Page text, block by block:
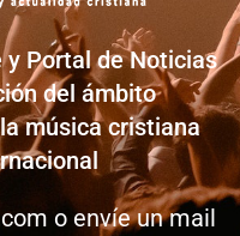
y Portal de Noticias
del ámbito
música cristiana
o envíe un mail